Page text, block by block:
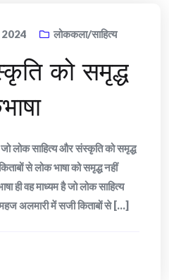
लोककला/साहित्य
को समृद्ध
जो लोक साहित्य और संस्कृति को समृद्ध
से लोक भाषा को समृद्ध नहीं
ही वह माध्यम है जो लोक साहित्य
अलमारी में सजी किताबों से [...]